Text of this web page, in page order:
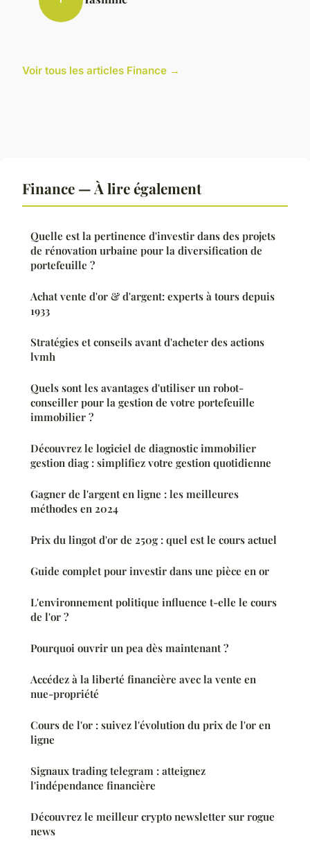
Voir tous les articles Finance →
Finance — À lire également
Quelle est la pertinence d'investir dans des projets
de rénovation urbaine pour la diversification de
portefeuille ?
Achat vente d'or & d'argent: experts à tours depuis
1933
Stratégies et conseils avant d'acheter des actions
lvmh
Quels sont les avantages d'utiliser un robot-
conseiller pour la gestion de votre portefeuille
immobilier ?
Découvrez le logiciel de diagnostic immobilier
gestion diag : simplifiez votre gestion quotidienne
Gagner de l'argent en ligne : les meilleures
méthodes en 2024
Prix du lingot d'or de 250g : quel est le cours actuel
Guide complet pour investir dans une pièce en or
L'environnement politique influence t-elle le cours
de l'or ?
Pourquoi ouvrir un pea dès maintenant ?
Accédez à la liberté financière avec la vente en
nue-propriété
Cours de l'or : suivez l'évolution du prix de l'or en
ligne
Signaux trading telegram : atteignez
l'indépendance financière
Découvrez le meilleur crypto newsletter sur rogue
news